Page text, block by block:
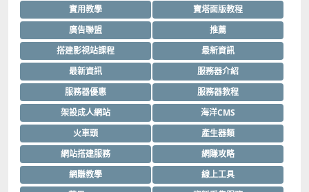
實用教學
寶塔面版教程
廣告聯盟
推薦
搭建影視站課程
最新資訊
最新資訊
服務器介紹
服務器優惠
服務器教程
架設成人網站
海洋CMS
火車頭
產生器類
網站搭建服務
網賺攻略
網賺教學
線上工具